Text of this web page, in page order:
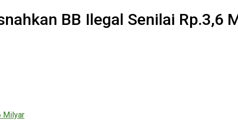
BB Ilegal Senilai Rp.3,6